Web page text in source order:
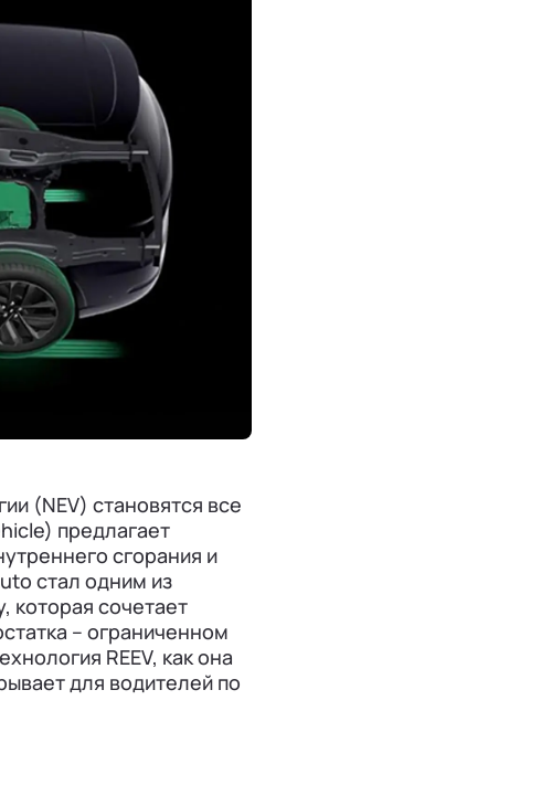
(NEV) становятся все
предлагает
сгорания и
стал одним из
которая сочетает
– ограниченном
REEV, как она
для водителей по